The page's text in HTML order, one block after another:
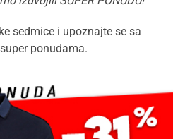
sedmice i upoznajte se sa
ponudama.